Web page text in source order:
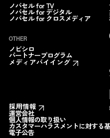
ノバセル for TV
ノバセル for デジタル
ノバセル for クロスメディア
OTHER
ノビシロ
パートナープログラム
メディアバイイング
採用情報
運営会社
個人情報の取り扱い
カスタマーハラスメントに対する
電子公告